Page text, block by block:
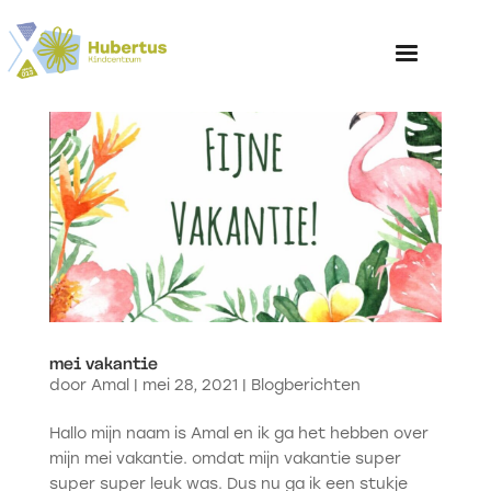
Home
Over het
mei vakantie
door Amal | mei 28, 2021 | Blogberichten
Hallo mijn naam is Amal en ik ga het hebben over
mijn mei vakantie. omdat mijn vakantie super
super super leuk was. Dus nu ga ik een stukje